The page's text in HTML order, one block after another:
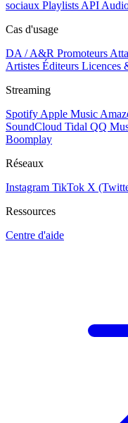
sociaux Playlists API
Cas d'usage
DA / A&R Promoteurs
Artistes Éditeurs Licences
Streaming
Spotify Apple Music
SoundCloud Tidal QQ
Boomplay
Réseaux
Instagram TikTok X
Ressources
Centre d'aide